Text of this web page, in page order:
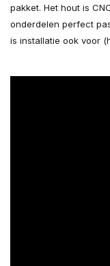
pakket. Het hout is
onderdelen perfect
is installatie ook voor